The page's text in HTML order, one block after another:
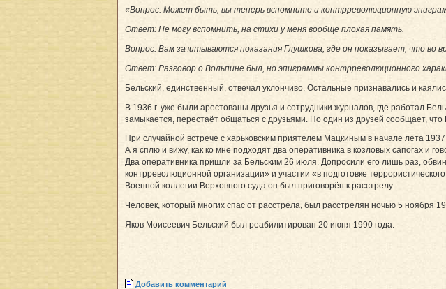
«Вопрос: Может быть, вы теперь вспомните и контрреволюционную
Ответ: Не могу вспомнить, на стихи у меня вообще плохая память.
Вопрос: Вам зачитываются показания Глушкова, где он показывает, что во
Ответ: Разговор о Вольпине был, но эпиграммы контрреволюционного
Бельский, единственный, отвечал уклончиво. Остальные признавались и
В 1936 г. уже были арестованы друзья и сотрудники журналов, где работал
замыкается, перестаёт общаться с друзьями. Но один из друзей сообщает,
При случайной встрече с харьковским приятелем Мацкиным в начале лета
А я сплю и вижу, как ко мне подходят два оперативника в козловых сапогах и
Два оперативника пришли за Бельским 26 июля. Допросили его лишь раз,
контрреволюционной организации» и участии «в подготовке
Военной коллегии Верховного суда он был приговорён к расстрелу.
Человек, который многих спас от расстрела, был расстрелян ночью 5 ноября
Яков Моисеевич Бельский был реабилитирован 20 июня 1990 года.
Добавить комментарий